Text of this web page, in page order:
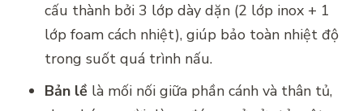
cấu thành bởi 3 lớp dày dặn (2 lớp inox + 1
lớp foam cách nhiệt), giúp bảo toàn nhiệt độ
trong suốt quá trình nấu.
Bản lề là mối nối giữa phần cánh và thân tủ,